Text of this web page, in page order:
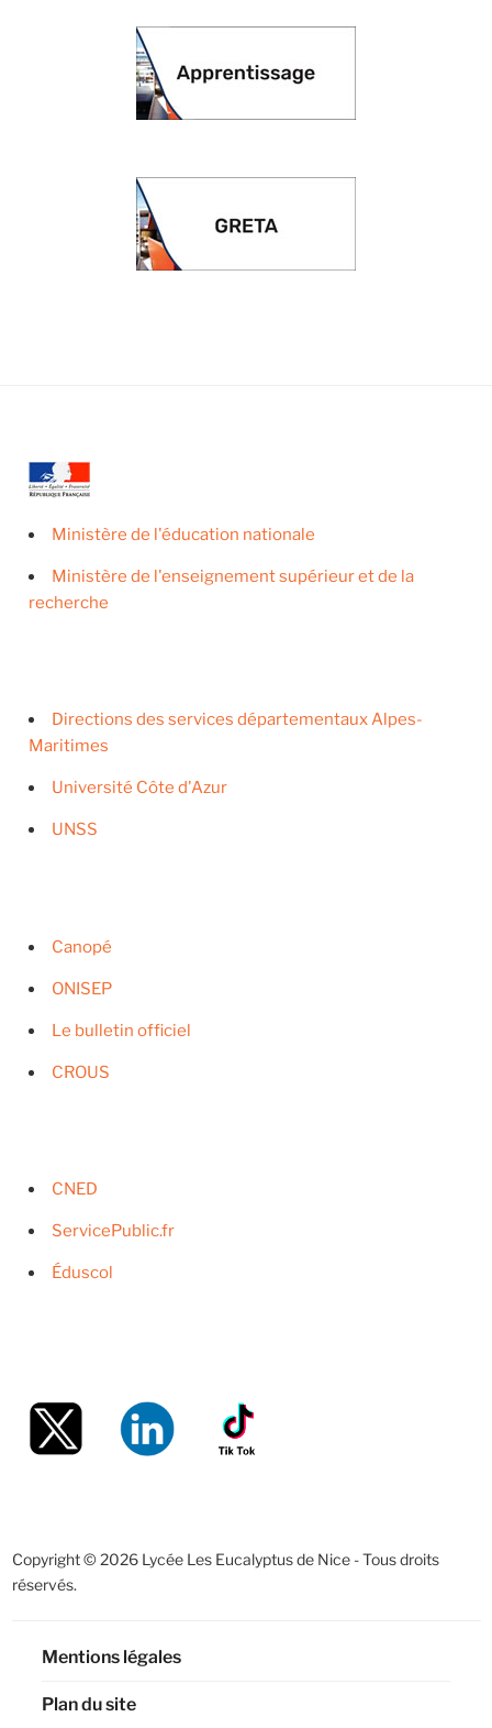
Ministère de l'éducation nationale
Ministère de l'enseignement supérieur et de la
recherche
Directions des services départementaux Alpes-
Maritimes
Université Côte d'Azur
UNSS
Canopé
ONISEP
Le bulletin officiel
CROUS
CNED
ServicePublic.fr
Éduscol
Copyright © 2026 Lycée Les Eucalyptus de Nice - Tous droits
réservés.
Mentions légales
Plan du site